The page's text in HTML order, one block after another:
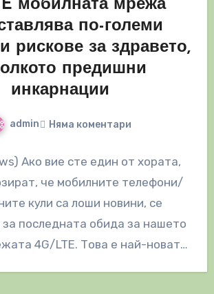
мобилната мрежа
по-големи
рискове за здравето,
предишни
инкарнации
admin Няма коментари
Ако вие сте един от хората,
че мобилните телефони/
кули са лоши новини, се
за последната обида за нашето
4G/LTE. Това е най-новата